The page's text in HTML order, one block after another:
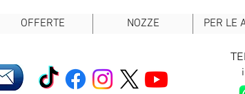
OFFERTE NOZZE PER LE